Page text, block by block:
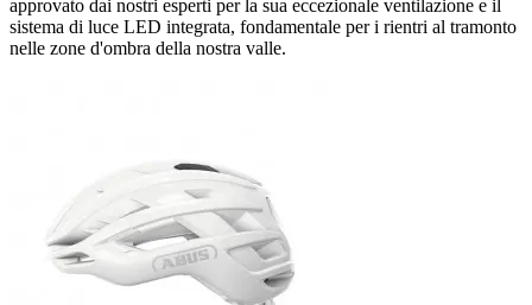
approvato dai nostri esperti per la sua eccezionale ventilazione e il
sistema di luce LED integrata, fondamentale per i rientri al tramonto
nelle zone d'ombra della nostra valle.